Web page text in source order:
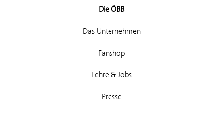
Die ÖBB
Das Unternehmen
Fanshop
Lehre & Jobs
Presse